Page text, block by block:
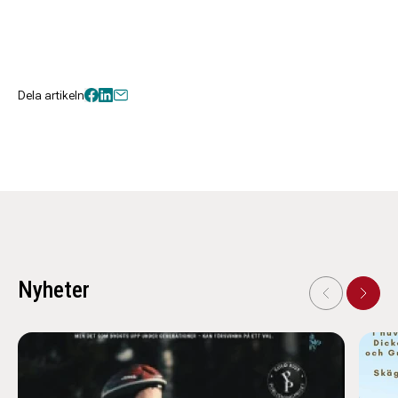
Dela artikeln
Nyheter